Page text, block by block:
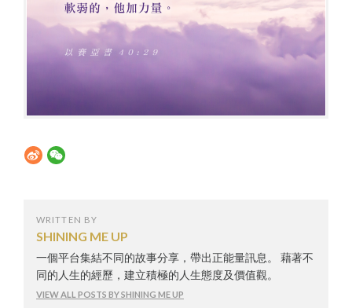
WRITTEN BY
SHINING ME UP
一個平台集結不同的故事分享，帶出正能量訊息。 藉著不
同的人生的經歷，建立積極的人生態度及價值觀。
VIEW ALL POSTS BY SHINING ME UP